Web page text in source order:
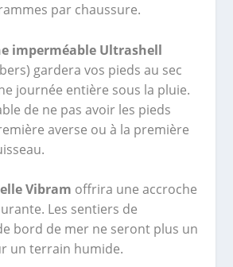
par chaussure.
imperméable Ultrashell
gardera vos pieds au sec
journée entière sous la pluie.
de ne pas avoir les pieds
averse ou à la première
Vibram offrira une accroche
Les sentiers de
bord de mer ne seront plus un
un terrain humide.